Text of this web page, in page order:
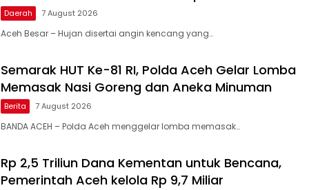
Daerah 7 August 2026
Aceh Besar – Hujan disertai angin kencang yang…
Semarak HUT Ke-81 RI, Polda Aceh Gelar Lomba
Memasak Nasi Goreng dan Aneka Minuman
Berita 7 August 2026
BANDA ACEH – Polda Aceh menggelar lomba memasak…
Rp 2,5 Triliun Dana Kementan untuk Bencana,
Pemerintah Aceh kelola Rp 9,7 Miliar